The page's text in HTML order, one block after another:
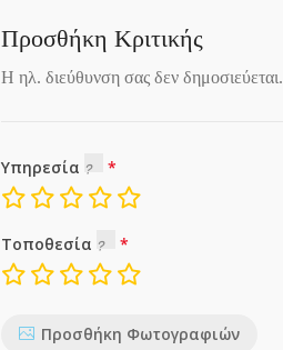
Προσθήκη Κριτικής
Η ηλ. διεύθυνση σας δεν δημοσιεύεται.
Υπηρεσία
Τοποθεσία
Προσθήκη Φωτογραφιών